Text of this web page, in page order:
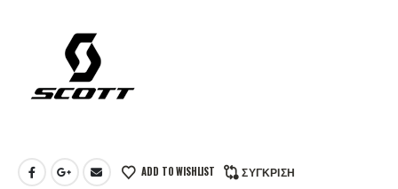
ADD TO WISHLIST ΣΎΓΚΡΙΣΗ